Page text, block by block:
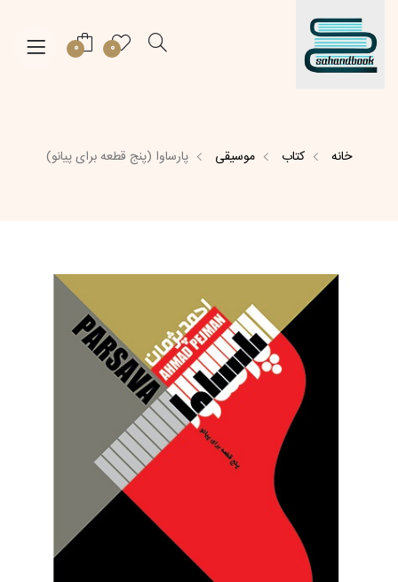
0
0
خانه کتاب موسیقی پارساوا (پنج قطعه برای پیانو)